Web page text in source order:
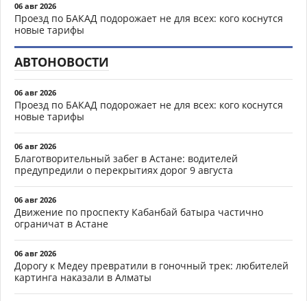
06 авг 2026
Проезд по БАКАД подорожает не для всех: кого коснутся
новые тарифы
АВТОНОВОСТИ
06 авг 2026
Проезд по БАКАД подорожает не для всех: кого коснутся
новые тарифы
06 авг 2026
Благотворительный забег в Астане: водителей
предупредили о перекрытиях дорог 9 августа
06 авг 2026
Движение по проспекту Кабанбай батыра частично
ограничат в Астане
06 авг 2026
Дорогу к Медеу превратили в гоночный трек: любителей
картинга наказали в Алматы